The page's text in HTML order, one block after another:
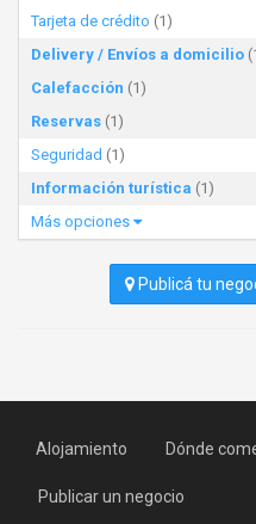
Tarjeta de crédito (1)
Delivery / Envíos a domicilio
Calefacción (1)
Reservas (1)
Seguridad (1)
Información turística (1)
Más opciones
Publicá tu
Alojamiento Dónde
Publicar un negocio